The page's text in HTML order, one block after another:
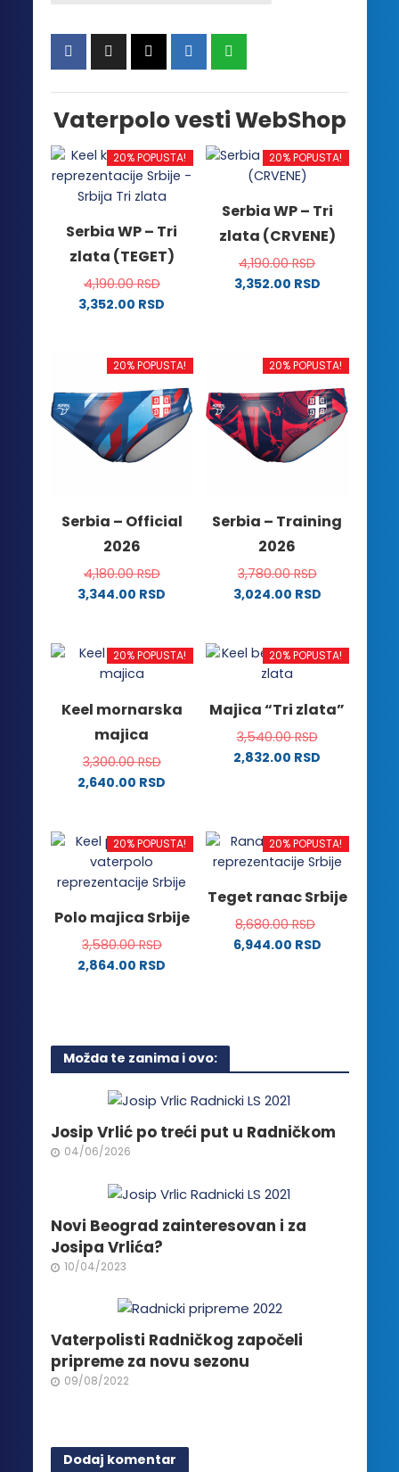
Vaterpolo vesti WebShop
20% POPUSTA!
Serbia WP – Tri
zlata (TEGET)
4,190.00RSD
3,352.00 RSD
ima
varijanti.
Opcije
mogu
biti
stranici
proizvoda.
20% POPUSTA!
Serbia WP – Tri
zlata (CRVENE)
4,190.00RSD
3,352.00 RSD
više
varijanti.
Opcije
mogu
biti
izabrane
proizvoda.
20% POPUSTA!
Serbia – Official
2026
4,180.00RSD
3,344.00 RSD
ima
više
Opcije
mogu
biti
izabrane
proizvoda.
20% POPUSTA!
Serbia – Training
2026
3,780.00RSD
3,024.00 RSD
ima
više
Opcije
mogu
biti
proizvoda.
20% POPUSTA!
Keel mornarska
majica
3,300.00RSD
2,640.00 RSD
ima
više
varijanti.
mogu
biti
izabrane
20% POPUSTA!
Majica “Tri zlata”
3,540.00RSD
2,832.00 RSD
više
varijanti.
mogu
biti
izabrane
20% POPUSTA!
Polo majica Srbije
3,580.00RSD
2,864.00 RSD
više
varijanti.
mogu
biti
izabrane
stranici
20% POPUSTA!
Teget ranac Srbije
8,680.00RSD
6,944.00 RSD
Možda te zanima i ovo:
Josip Vrlić po treći put u Radničkom
04/06/2026
Novi Beograd zainteresovan i za
Josipa Vrlića?
10/04/2023
Vaterpolisti Radničkog započeli
pripreme za novu sezonu
09/08/2022
Dodaj komentar